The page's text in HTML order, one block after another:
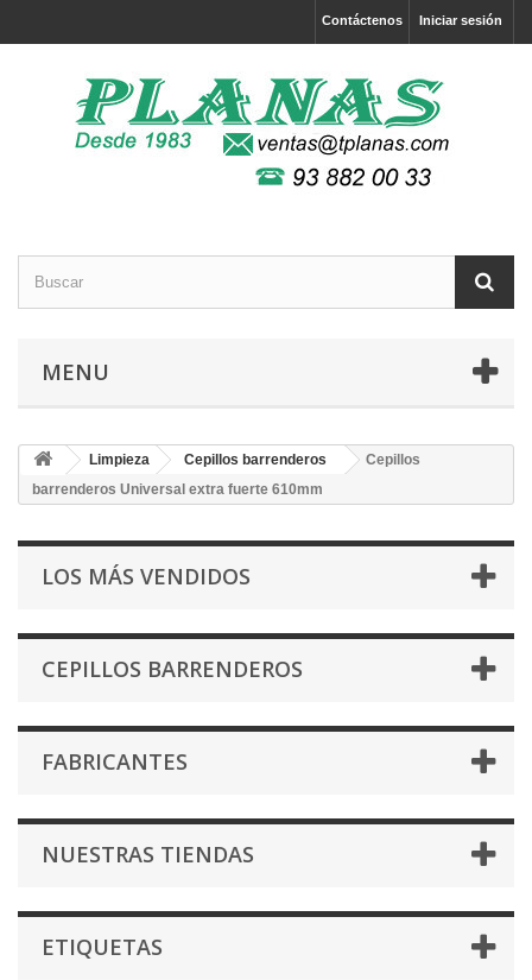
Iniciar sesión
Contáctenos
MENU
Limpieza Cepillos barrenderos
Cepillos
barrenderos Universal extra fuerte 610mm
LOS MÁS VENDIDOS
CEPILLOS BARRENDEROS
FABRICANTES
NUESTRAS TIENDAS
ETIQUETAS